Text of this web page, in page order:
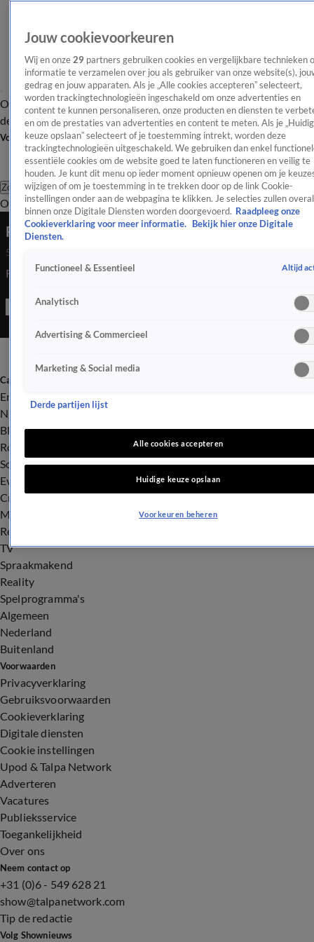
OverzichtAfleveringen Entertainment TV Algemeen
Tip
de redactieNieuwsbrief
Volg Shownieuws
Zoeken
OverzichtEntertainmentSpraakmakendRealityCrimeVideo's
Robert van Hemert over zijn nieuwe single
5 juni 2026, 23:12
Robert van Hemert heeft een nieuwe single uitgebracht.
Categorieën
Entertainment
Nieuws
BN'ers
Royalty
Songfestival
Evenementen
Crime
Misdaad
Rechtszaken
TV
Spraakmakend
Reality
Spelprogramma's
Algemeen
Nederland
Buitenland
Voorwaarden
Privacyverklaring
Gebruiksvoorwaarden
Cookieverklaring
Digitale diensten
Cookie instellingen
Upod & Talpa Network
Adverteren
Vacatures
Publieksservice
Toegankelijkheid
Over ons
Neem contact op
+31 (0)6 - 549 628 21
show@talpanetwork.com
Tip de redactie
Volg Shownieuws
Jouw cookievoorkeuren
Wij en onze 29 partners gebruiken cookies en vergelijkbare technieken
informatie te verzamelen over jou als gebruiker van onze website(s),
gedrag en jouw apparaten. Als je „Alle cookies accepteren” selecteert,
worden trackingtechnologieën ingeschakeld om onze advertenties en
content te kunnen personaliseren, onze producten en diensten te
en om de prestaties van advertenties en content te meten. Als je
keuze opslaan” selecteert of je toestemming intrekt, worden deze
trackingtechnologieën uitgeschakeld. We gebruiken dan enkel
essentiële cookies om de website goed te laten functioneren en veilig te
houden. Je kunt dit menu op ieder moment opnieuw openen om je
wijzigen of om je toestemming in te trekken door op de link Cookie-
instellingen onder aan de webpagina te klikken. Je selecties zullen overal
binnen onze Digitale Diensten worden doorgevoerd. Raadpleeg onze
Cookieverklaring voor meer informatie.
Bekijk hier onze Digitale
Diensten.
Functioneel & Essentieel Altijd
Analytisch
Advertising & Commercieel
Marketing & Social media
Derde partijen lijst
Alle cookies accepteren
Huidige keuze opslaan
Voorkeuren beheren